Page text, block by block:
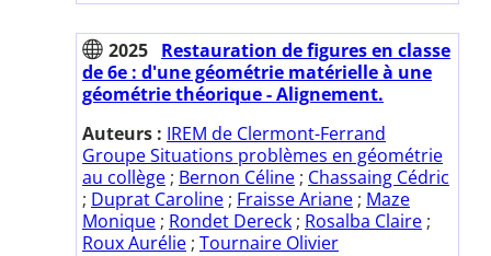
2025 Restauration de figures en classe
de 6e : d'une géométrie matérielle à une
géométrie théorique - Alignement.
Auteurs : IREM de Clermont-Ferrand
Groupe Situations problèmes en géométrie
au collège ; Bernon Céline ; Chassaing Cédric
; Duprat Caroline ; Fraisse Ariane ; Maze
Monique ; Rondet Dereck ; Rosalba Claire ;
Roux Aurélie ; Tournaire Olivier